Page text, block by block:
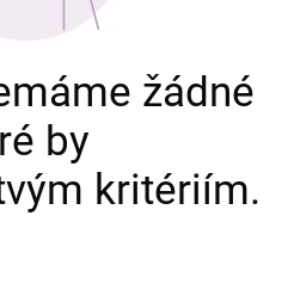
žádné
by
kritériím.